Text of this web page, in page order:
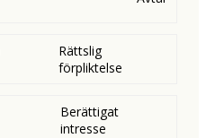
Rättslig
förpliktelse
Berättigat
intresse